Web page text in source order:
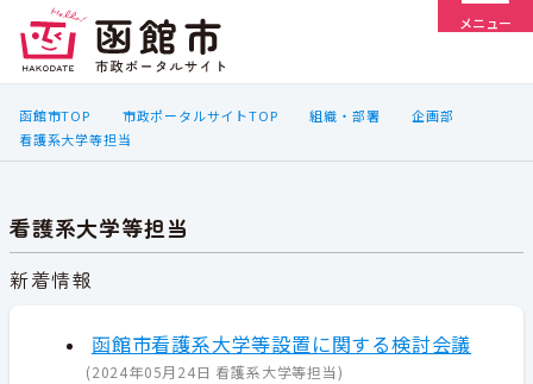
メニュー
函館市TOP 市政ポータルサイトTOP 組織・部署
企画部
看護系大学等担当
看護系大学等担当
新着情報
函館市看護系大学等設置に関する検討会議
(2024年05月24日 看護系大学等担当)